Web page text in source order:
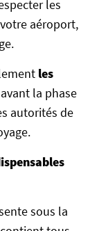
les
aéroport,
les
la phase
autorités de
sous la